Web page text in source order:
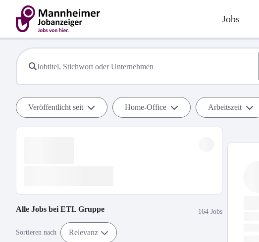
Jobs
Veröffentlicht seit Home-Office Arbeitszeit
Alle Jobs bei ETL Gruppe 164 Jobs
Sortieren nach Relevanz